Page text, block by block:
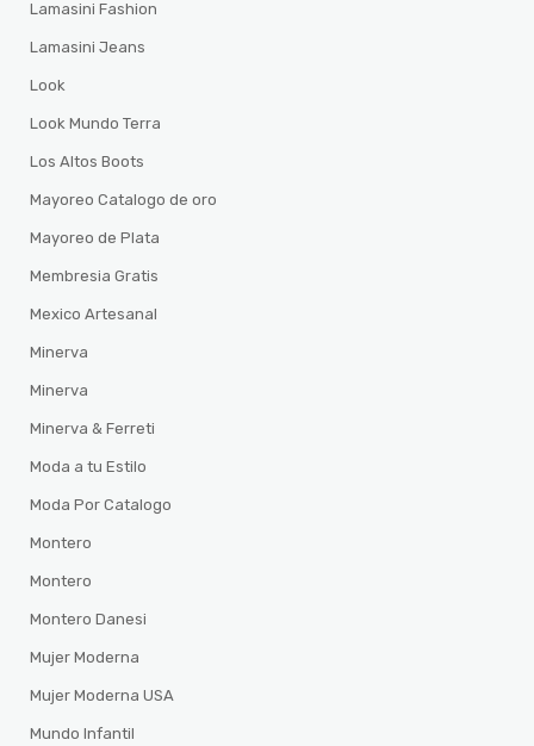
Lamasini Fashion
Lamasini Jeans
Look
Look Mundo Terra
Los Altos Boots
Mayoreo Catalogo de oro
Mayoreo de Plata
Membresia Gratis
Mexico Artesanal
Minerva
Minerva
Minerva & Ferreti
Moda a tu Estilo
Moda Por Catalogo
Montero
Montero
Montero Danesi
Mujer Moderna
Mujer Moderna USA
Mundo Infantil